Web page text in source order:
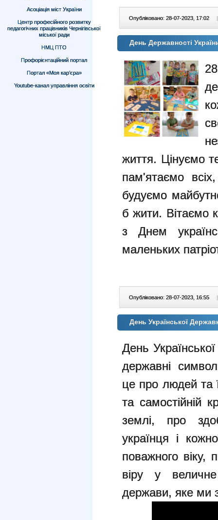
Асоціація міст України
Центр професійного розвитку
педагогічних працівників Чернігівської
міської ради
НМЦ ПТО
Профорієнтаційний портал
Портал «Моя кар’єра»
Youtube-канал управління освіти
Опубліковано: 28-07-2023, 17:02 |
День Державності
життя. Цінуємо
пам'ятаємо
будуємо
б жити. Вітаємо
з Днем
маленьких
Опубліковано: 28-07-2023, 16:55 |
День Української
День
державні
це про людей та
та самостійній
землі, про
українця і
поважного віку,
віру у
держави, яке ми